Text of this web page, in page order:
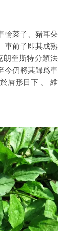
車前子即其成熟
朗奎斯特分類法
今仍將其歸爲車
唇形目下 。 維